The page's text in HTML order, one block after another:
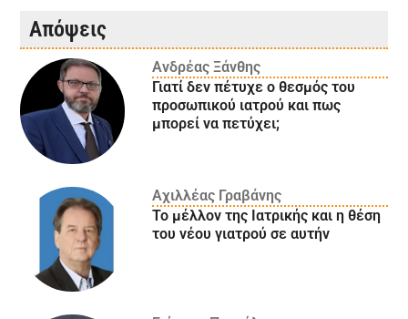
Απόψεις
Ανδρέας Ξάνθης
Γιατί δεν πέτυχε ο θεσμός του
προσωπικού ιατρού και πως
μπορεί να πετύχει;
Αχιλλέας Γραβάνης
Το μέλλον της Ιατρικής και η θέση
του νέου γιατρού σε αυτήν